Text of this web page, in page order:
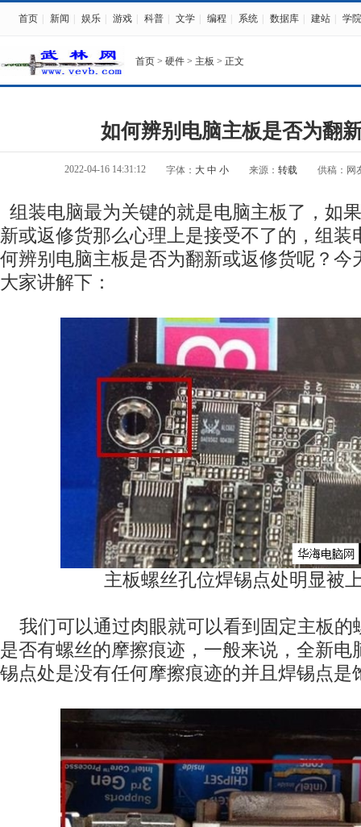
首页 新闻 娱乐 游戏 科普 文学 编程 系统 数据库 建站 学院
首页 > 硬件 > 主板 > 正文
如何辨别电脑主板是否为翻
2022-04-16 14:31:12 字体： 大 中 小 来源： 转载 供稿：网
组装电脑最为关键的就是电脑主板了，如
新或返修货那么心理上是接受不了的，组装
何辨别电脑主板是否为翻新或返修货呢？今
大家讲解下：
主板螺丝孔位焊锡点处明显被
我们可以通过肉眼就可以看到固定主板的
是否有螺丝的摩擦痕迹，一般来说，全新电
锡点处是没有任何摩擦痕迹的并且焊锡点是